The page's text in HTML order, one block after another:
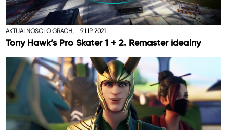
AKTUALNOŚCI O GRACH, 9 LIP 2021
Tony Hawk’s Pro Skater 1 + 2. Remaster idealny